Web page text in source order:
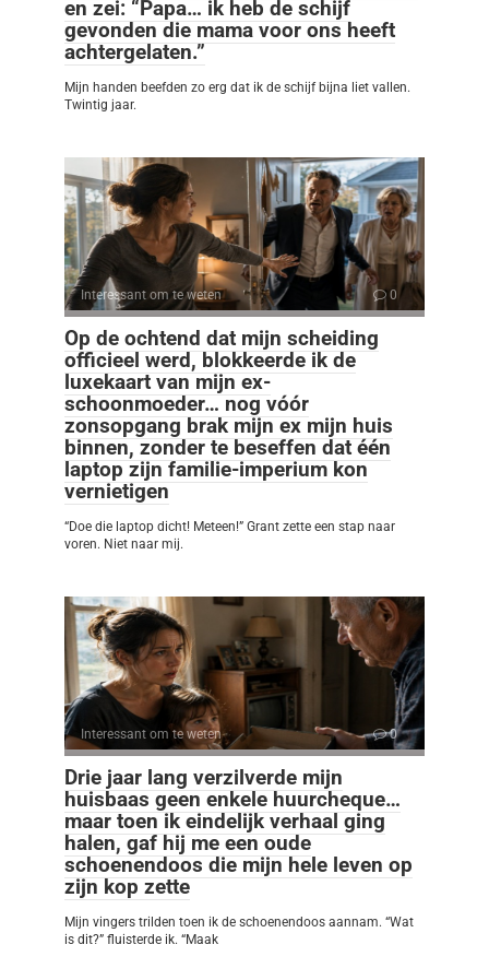
en zei: “Papa… ik heb de schijf
gevonden die mama voor ons heeft
achtergelaten.”
Mijn handen beefden zo erg dat ik de schijf bijna liet vallen.
Twintig jaar.
Interessant om te weten 0
Op de ochtend dat mijn scheiding
officieel werd, blokkeerde ik de
luxekaart van mijn ex-
schoonmoeder… nog vóór
zonsopgang brak mijn ex mijn huis
binnen, zonder te beseffen dat één
laptop zijn familie-imperium kon
vernietigen
“Doe die laptop dicht! Meteen!” Grant zette een stap naar
voren. Niet naar mij.
Interessant om te weten 0
Drie jaar lang verzilverde mijn
huisbaas geen enkele huurcheque…
maar toen ik eindelijk verhaal ging
halen, gaf hij me een oude
schoenendoos die mijn hele leven op
zijn kop zette
Mijn vingers trilden toen ik de schoenendoos aannam. “Wat
is dit?” fluisterde ik. “Maak